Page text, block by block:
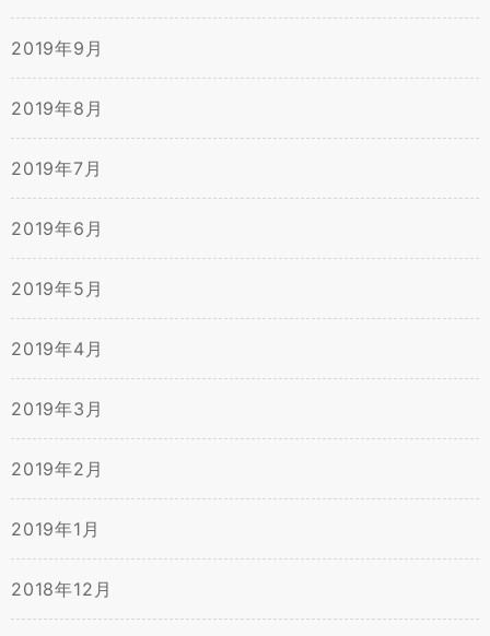
2019年9月
2019年8月
2019年7月
2019年6月
2019年5月
2019年4月
2019年3月
2019年2月
2019年1月
2018年12月